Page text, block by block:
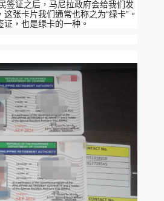
签证之后，马尼拉政府会给我们发
张卡片我们通常也称之为“绿卡”。
，也是绿卡的一种。